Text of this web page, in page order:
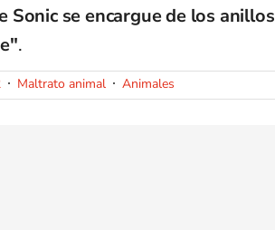
Sonic se encargue de los anillos
.
Maltrato animal Animales